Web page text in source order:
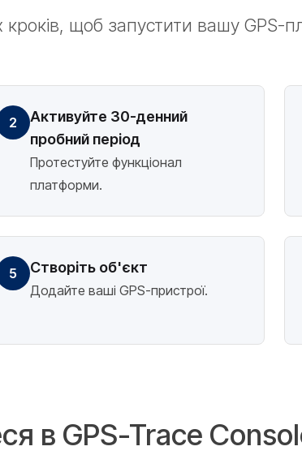
щоб запустити вашу GPS-
2
Активуйте 30-денний
пробний період
Протестуйте функціонал
платформи.
5 Створіть об'єкт
Додайте ваші GPS-пристрої.
в GPS-Trace